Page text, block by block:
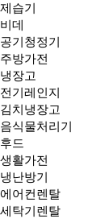
제습기
비데
공기청정기
주방가전
냉장고
전기레인지
김치냉장고
음식물처리기
후드
생활가전
냉난방기
에어컨렌탈
세탁기렌탈